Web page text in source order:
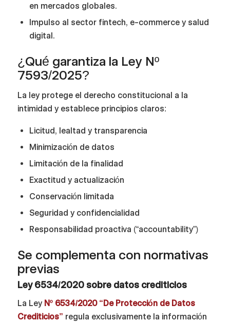
en mercados globales.
Impulso al sector fintech, e-commerce y salud
digital.
¿Qué garantiza la Ley Nº
7593/2025?
La ley protege el derecho constitucional a la
intimidad y establece principios claros:
Licitud, lealtad y transparencia
Minimización de datos
Limitación de la finalidad
Exactitud y actualización
Conservación limitada
Seguridad y confidencialidad
Responsabilidad proactiva (“accountability”)
Se complementa con normativas
previas
Ley 6534/2020 sobre datos crediticios
La Ley Nº 6534/2020 “De Protección de Datos
Crediticios” regula exclusivamente la información